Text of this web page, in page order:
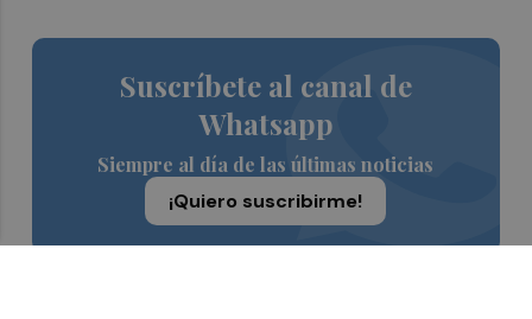
Suscríbete al canal de
Whatsapp
Siempre al día de las últimas noticias
¡Quiero suscribirme!